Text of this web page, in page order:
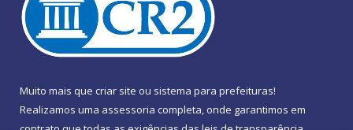
Muito mais que criar site ou sistema para prefeituras!
Realizamos uma assessoria completa, onde garantimos em